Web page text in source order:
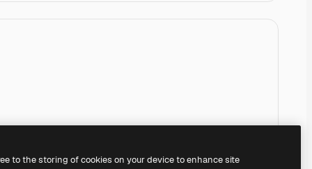
to the storing of cookies on your device to enhance site